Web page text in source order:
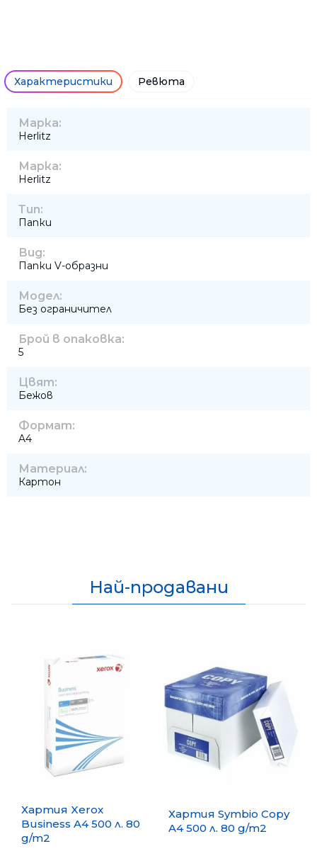
Характеристики Ревюта
Марка:
Herlitz
Марка:
Herlitz
Тип:
Папки
Вид:
Папки V-образни
Модел:
Без ограничител
Брой в опаковка:
5
Цвят:
Бежов
Формат:
A4
Материал:
Картон
Най-продавани
Хартия Xerox
Business A4 500 л. 80
g/m2
Хартия Symbio Copy
A4 500 л. 80 g/m2